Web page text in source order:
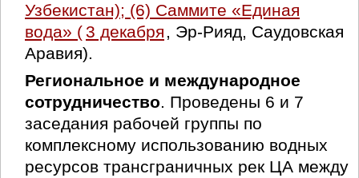
Узбекистан); (6) Саммите «Единая
вода» (3 декабря , Эр-Рияд, Саудовская
Аравия).
Региональное и международное
сотрудничество. Проведены 6 и 7
заседания рабочей группы по
комплексному использованию водных
ресурсов трансграничных рек ЦА между